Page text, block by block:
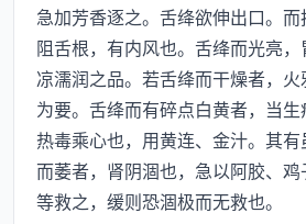
急加芳香逐之。舌绛欲伸出口。
阻舌根，有内风也。舌绛而光亮
凉濡润之品。若舌绛而干燥者，
为要。舌绛而有碎点白黄者，当生
热毒乘心也，用黄连、金汁。其
而萎者，肾阴涸也，急以阿胶、
等救之，缓则恐涸极而无救也。